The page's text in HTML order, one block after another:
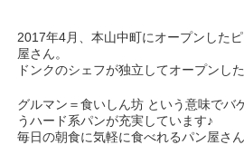
2017年4月、本山中町にオープンした
屋さん。
ドンクのシェフが独立してオープンし
グルマン＝食いしん坊 という意味でバ
うハード系パンが充実しています♪
毎日の朝食に気軽に食べれるパン屋さん